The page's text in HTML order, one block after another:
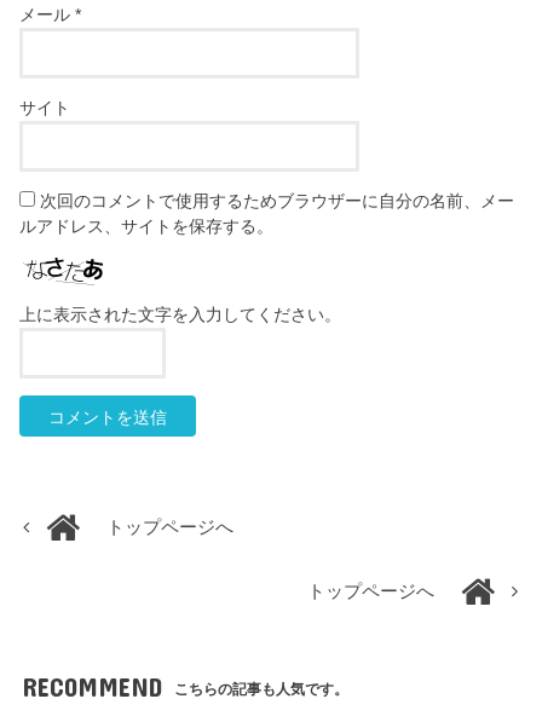
メール*
サイト
次回のコメントで使用するためブラウザーに自分の名前、メー
ルアドレス、サイトを保存する。
上に表示された文字を入力してください。
トップページへ
トップページへ
RECOMMEND こちらの記事も人気です。